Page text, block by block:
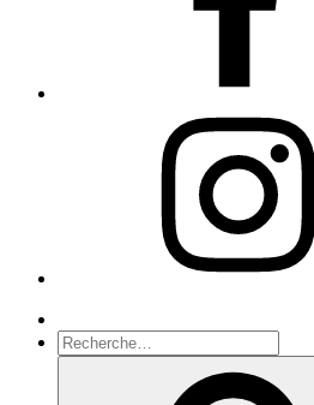
Recherche
pour